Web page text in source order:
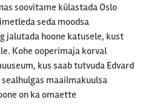
soovitame külastada Oslo
seda moodsa
hoone katusele, kust
Kohe ooperimaja korval
kus saab tutvuda Edvard
maailmakuulsa
on ka omaette